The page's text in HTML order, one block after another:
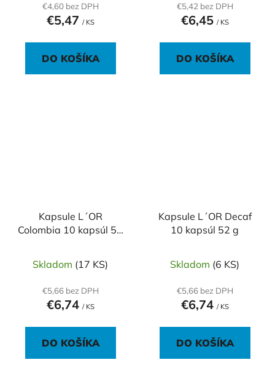
€4,60 bez DPH
€5,47 / KS
DO KOŠÍKA
€5,42 bez DPH
€6,45 / KS
DO KOŠÍKA
Kapsule L´OR
Colombia 10 kapsúl 52
Skladom (17 KS)
€5,66 bez DPH
€6,74 / KS
DO KOŠÍKA
Kapsule L´OR Decaf
10 kapsúl 52 g
Skladom (6 KS)
€5,66 bez DPH
€6,74 / KS
DO KOŠÍKA